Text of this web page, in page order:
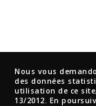
Nous vous
des données
utilisation de ce
13/2012. En
©